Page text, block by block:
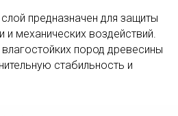
предназначен для защиты
и механических воздействий.
влагостойких пород древесины
стабильность и